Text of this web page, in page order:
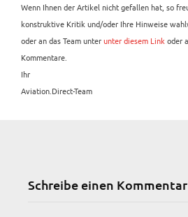
Wenn Ihnen der Artikel nicht gefallen hat, so
konstruktive Kritik und/oder Ihre Hinweise
oder an das Team unterunter diesem Link oder
Kommentare.
Ihr
Aviation.Direct-Team
Schreibe einen Kommentar